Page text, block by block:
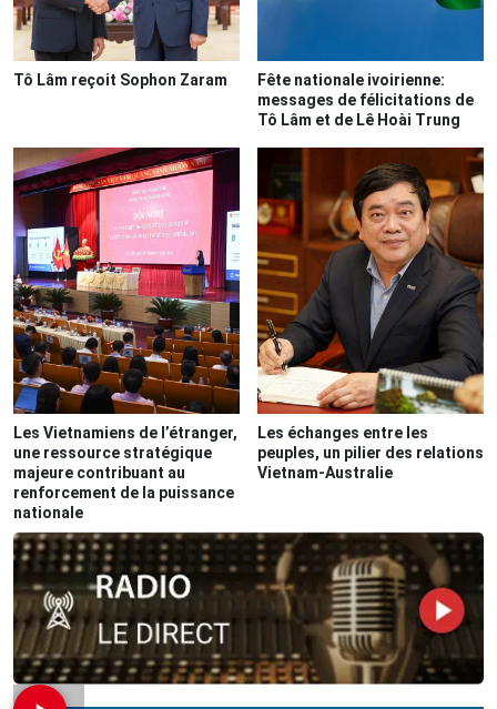
Tô Lâm reçoit Sophon Zaram
Fête nationale ivoirienne:
messages de félicitations de
Tô Lâm et de Lê Hoài Trung
Les Vietnamiens de l’étranger,
une ressource stratégique
majeure contribuant au
renforcement de la puissance
nationale
Les échanges entre les
peuples, un pilier des relations
Vietnam-Australie